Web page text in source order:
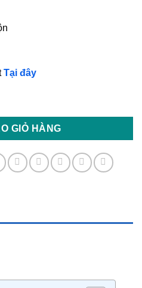
Tại đây
MACCO số lượng
GIỎ HÀNG